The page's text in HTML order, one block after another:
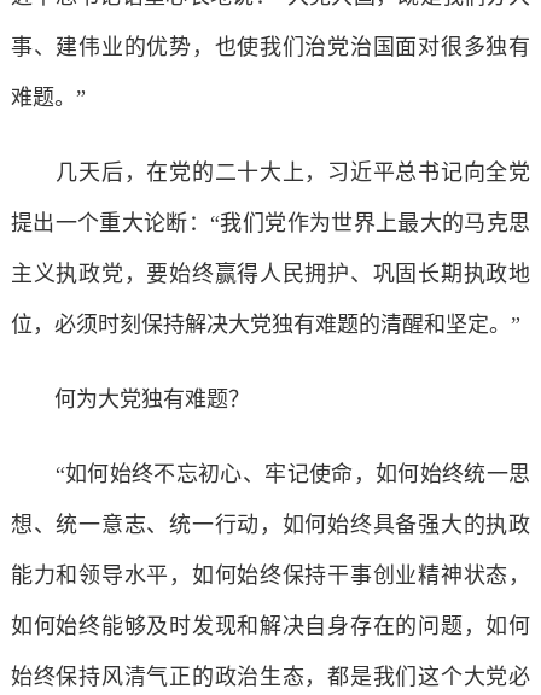
事、建伟业的优势，也使我们治党治国面对很多独有
难题。”
几天后，在党的二十大上，习近平总书记向全党
提出一个重大论断：“我们党作为世界上最大的马克思
主义执政党，要始终赢得人民拥护、巩固长期执政地
位，必须时刻保持解决大党独有难题的清醒和坚定。”
何为大党独有难题？
“如何始终不忘初心、牢记使命，如何始终统一思
想、统一意志、统一行动，如何始终具备强大的执政
能力和领导水平，如何始终保持干事创业精神状态，
如何始终能够及时发现和解决自身存在的问题，如何
始终保持风清气正的政治生态，都是我们这个大党必